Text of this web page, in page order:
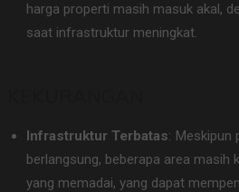
harga properti masih masuk akal,
saat infrastruktur meningkat.
Infrastruktur Terbatas: Meskipun
berlangsung, beberapa area masih
yang memadai, yang dapat